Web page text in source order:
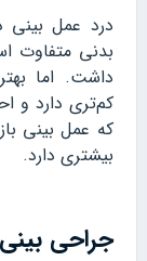
درد عمل بینی
بدنی متفاوت
داشت. اما
کم‌تری دارد و
که عمل بینی
بیشتری دارد.
جراحی